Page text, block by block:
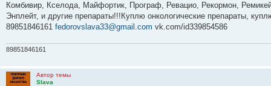
и
е
Комбивир, Кселода, Майфортик, Програф, Ревацио, Рекормон,
Энплейт, и другие препараты!!!Куплю онкологические препараты,
89851846161 fedorovslava33@gmail.com vk.com/id339854586
89851846161
Автор темы
Slava